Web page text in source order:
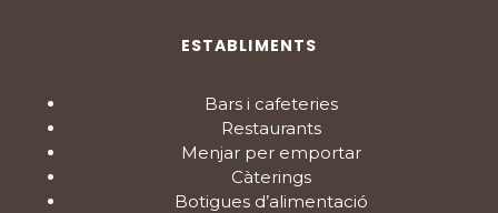
ESTABLIMENTS
Bars i cafeteries
Restaurants
Menjar per emportar
Càterings
Botigues d’alimentació